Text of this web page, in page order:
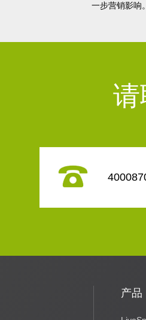
一步营销影响
产品